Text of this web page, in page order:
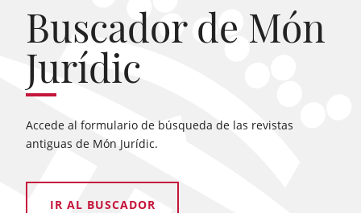
Buscador de Món
Jurídic
Accede al formulario de búsqueda de las revistas
antiguas de Món Jurídic.
IR AL BUSCADOR